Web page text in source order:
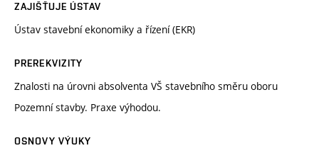
ZAJIŠŤUJE ÚSTAV
Ústav stavební ekonomiky a řízení (EKR)
PREREKVIZITY
Znalosti na úrovni absolventa VŠ stavebního směru oboru
Pozemní stavby. Praxe výhodou.
OSNOVY VÝUKY